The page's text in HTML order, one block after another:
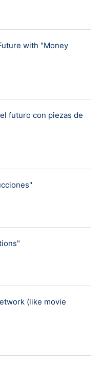
with "Money
futuro con piezas de
(like movie